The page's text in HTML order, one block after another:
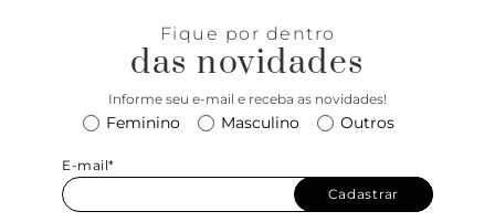
Fique por dentro
das novidades
Informe seu e-mail e receba as novidades!
Feminino Masculino Outros
E-mail*
Cadastrar